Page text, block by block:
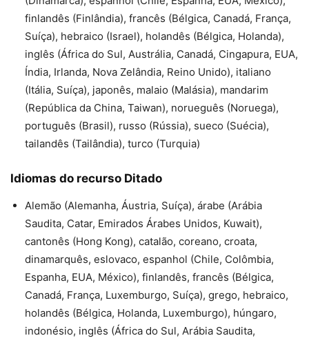
finlandês (Finlândia), francês (Bélgica, Canadá, França,
Suíça), hebraico (Israel), holandês (Bélgica, Holanda),
inglês (África do Sul, Austrália, Canadá, Cingapura, EUA,
Índia, Irlanda, Nova Zelândia, Reino Unido), italiano
(Itália, Suíça), japonês, malaio (Malásia), mandarim
(República da China, Taiwan), norueguês (Noruega),
português (Brasil), russo (Rússia), sueco (Suécia),
tailandês (Tailândia), turco (Turquia)
Idiomas do recurso Ditado
Alemão (Alemanha, Áustria, Suíça), árabe (Arábia
Saudita, Catar, Emirados Árabes Unidos, Kuwait),
cantonês (Hong Kong), catalão, coreano, croata,
dinamarquês, eslovaco, espanhol (Chile, Colômbia,
Espanha, EUA, México), finlandês, francês (Bélgica,
Canadá, França, Luxemburgo, Suíça), grego, hebraico,
holandês (Bélgica, Holanda, Luxemburgo), húngaro,
indonésio, inglês (África do Sul, Arábia Saudita,